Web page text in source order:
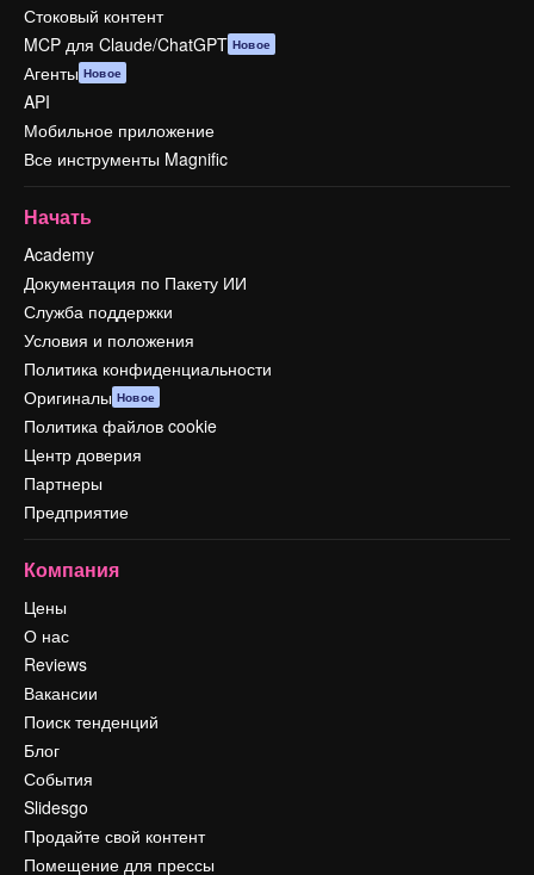
Стоковый контент
MCP для Claude/ChatGPT Новое
Агенты Новое
API
Мобильное приложение
Все инструменты Magnific
Начать
Academy
Документация по Пакету ИИ
Служба поддержки
Условия и положения
Политика конфиденциальности
Оригиналы Новое
Политика файлов cookie
Центр доверия
Партнеры
Предприятие
Компания
Цены
О нас
Reviews
Вакансии
Поиск тенденций
Блог
События
Slidesgo
Продайте свой контент
Помещение для прессы